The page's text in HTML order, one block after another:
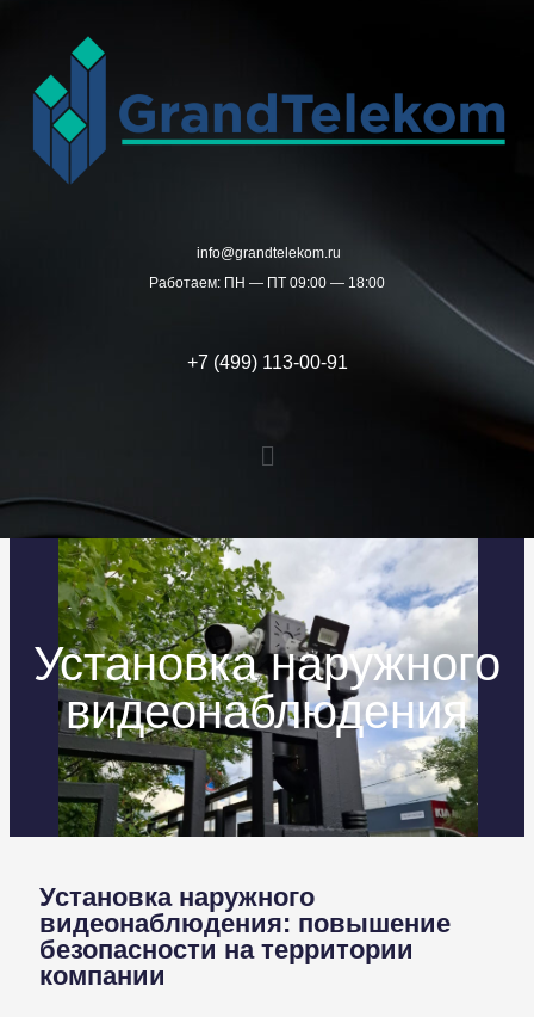
содержимому
info@grandtelekom.ru
Работаем: ПН — ПТ 09:00 — 18:00
+7 (499) 113-00-91
Меню
Установка наружного
видеонаблюдения
Установка наружного
видеонаблюдения: повышение
безопасности на территории
компании